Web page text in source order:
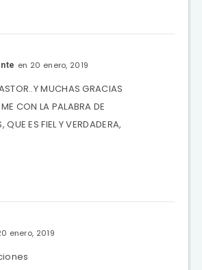
en 20 enero, 2019
MUCHAS GRACIAS
CON LA PALABRA DE
QUE ES FIEL Y VERDADERA,
enero, 2019